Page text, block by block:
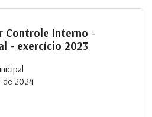
Controle Interno -
- exercício 2023
de 2024